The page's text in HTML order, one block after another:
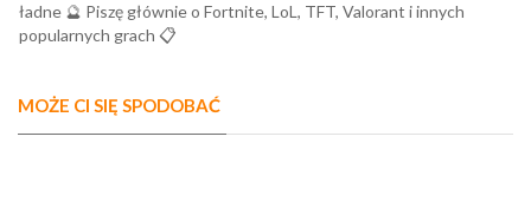
ładne 🔮 Piszę głównie o Fortnite, LoL, TFT, Valorant i innych
popularnych grach 📋
MOŻE CI SIĘ SPODOBAĆ